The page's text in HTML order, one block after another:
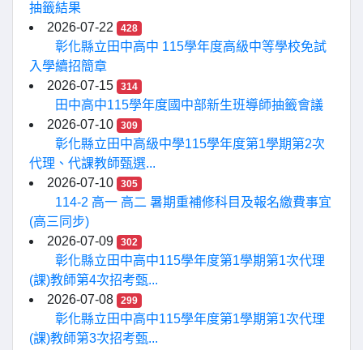
抽籤結果
2026-07-22
428
彰化縣立田中高中 115學年度高級中等學校免試
入學續招簡章
2026-07-15
314
田中高中115學年度國中部新生班導師抽籤會議
2026-07-10
309
彰化縣立田中高級中學115學年度第1學期第2次
代理、代課教師甄選...
2026-07-10
305
114-2 高一 高二 暑期重補修科目及報名繳費事宜
(高三同步)
2026-07-09
302
彰化縣立田中高中115學年度第1學期第1次代理
(課)教師第4次招考甄...
2026-07-08
299
彰化縣立田中高中115學年度第1學期第1次代理
(課)教師第3次招考甄...